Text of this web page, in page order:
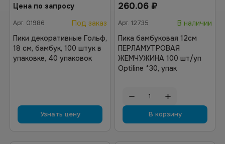
Цена по запросу
Арт. 01986
Под заказ
Пики декоративные Гольф,
18 см, бамбук, 100 штук в
упаковке, 40 упаковок
Узнать цену
260.06 ₽
Арт. 12735
В наличии
Пика бамбуковая 12см
ПЕРЛАМУТРОВАЯ
ЖЕМЧУЖИНА 100 шт/уп
Optiline *30, упак
В корзину